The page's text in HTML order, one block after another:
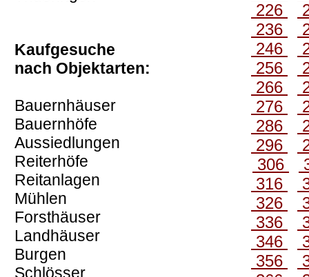
Kaufgesuche
nach Objektarten:
Bauernhäuser
Bauernhöfe
Aussiedlungen
Reiterhöfe
Reitanlagen
Mühlen
Forsthäuser
Landhäuser
Burgen
Schlösser
226
236
246
256
266
276
286
296
306
316
326
336
346
356